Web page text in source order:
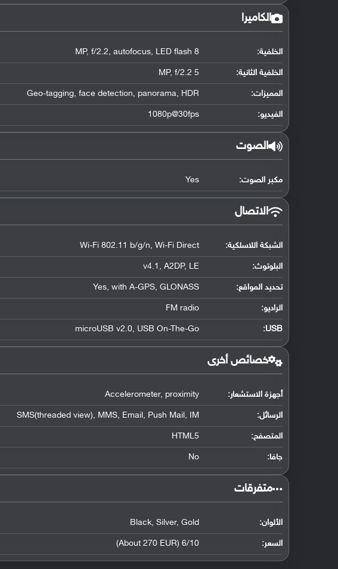
الكاميرا
الخلفية: 8 MP, f/2.2, autofocus, LED flash
الخلفية الثانية: 5 MP, f/2.2
المميزات: Geo-tagging, face detection, panorama, HDR
الفيديو: 1080p@30fps
الصوت
مكبر الصوت: Yes
الاتصال
الشبكة اللاسلكية: Wi-Fi 802.11 b/g/n, Wi-Fi Direct
البلوتوث:
v4.1, A2DP, LE
تحديد المواقع:
Yes, with A-GPS, GLONASS
الراديو: FM radio
USB
:
microUSB v2.0, USB On-The-Go
خصائص أخرى
أجهزة الاستشعار: Accelerometer, proximity
الرسائل: SMS(threaded view), MMS, Email, Push Mail, IM
المتصفح: HTML5
جافا: No
‏متفرقات‏
الألوان: Black, Silver, Gold
السعر: 6/10 (About 270 EUR)